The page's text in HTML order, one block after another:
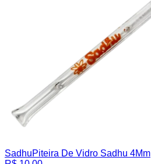
SadhuPiteira De Vidro Sadhu 4Mm